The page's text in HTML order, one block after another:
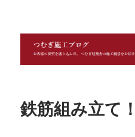
つむぎ施工ブログ
鉄筋組み立て！